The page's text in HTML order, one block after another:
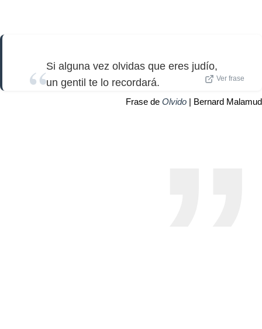
Si alguna vez olvidas que eres judío,
un gentil te lo recordará.
Ver frase
Frase de Olvido | Bernard Malamud